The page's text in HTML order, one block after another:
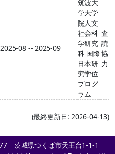
2025-08 -- 2025-09
筑波大
学大学
院人文
社会科
学研究
科 国際
日本研
究学位
プログ
ラム
査
読
協
力
(最終更新日: 2026-04-13)
茨城県つくば市天王台1-1-1